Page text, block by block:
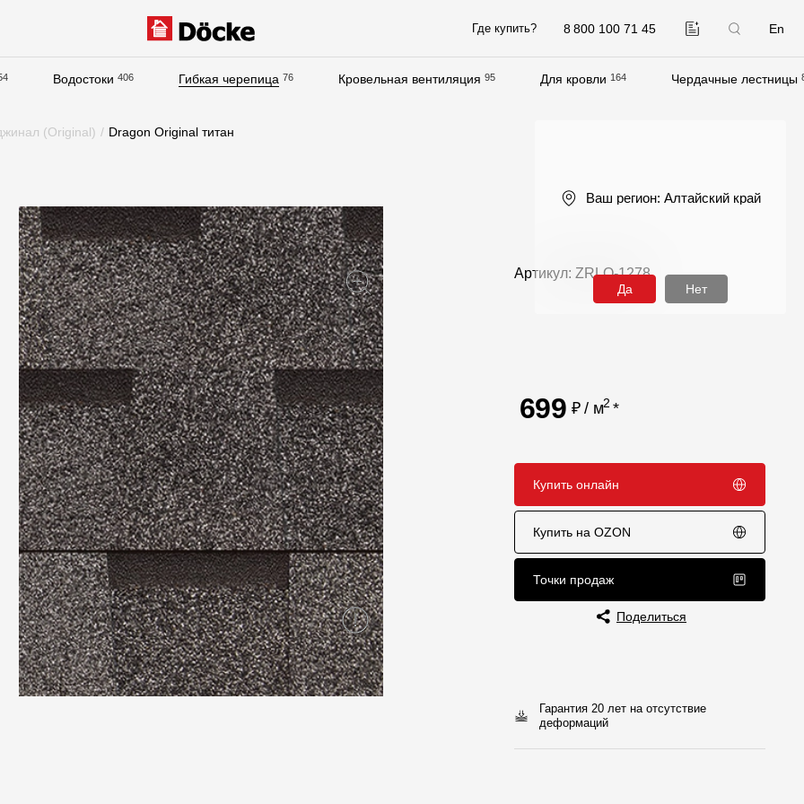
8 800 100 71 45 En
Где купить?
Водостоки 406 Гибкая черепица 76 Кровельная вентиляция 95 Для кровли 164 Чердачные лестницы
Технические листы
Рекламные материалы
Сертификаты
Гарантии
Чертежи
Текстуры
Фото объектов
Вопрос-ответ/Faq
Статьи
Сервисы
Конструктор
Калькулятор
Цены
(Original) / Dragon Original титан
Артикул: ZRLO-1278
699 ₽ / м2 *
Гарантия 20 лет на отсутствие
деформаций
Купить онлайн
Купить на OZON
Точки продаж
Поделиться
Ваш регион: Алтайский край
Да Нет